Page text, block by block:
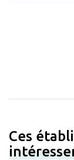
Ces